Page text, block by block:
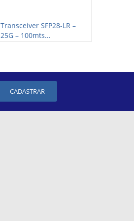
Transceiver SFP28-LR –
25G – 100mts...
CADASTRAR